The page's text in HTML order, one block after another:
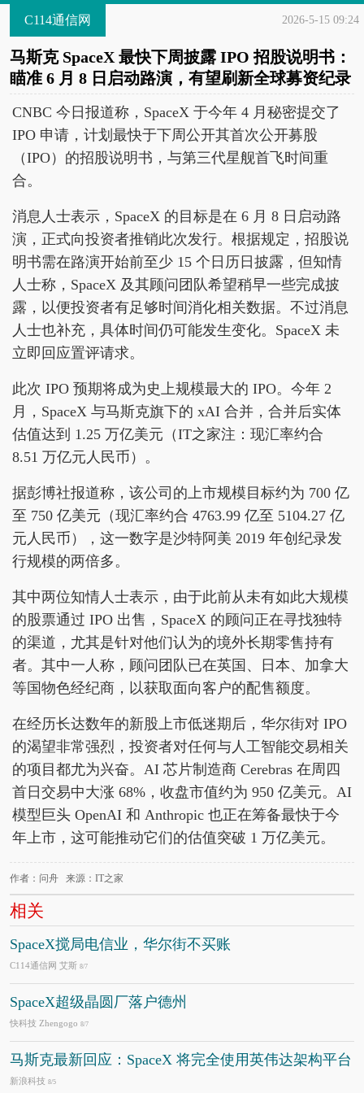
C114通信网 2026-5-15 09:24
马斯克 SpaceX 最快下周披露 IPO 招股说明书：
瞄准 6 月 8 日启动路演，有望刷新全球募资纪录
CNBC 今日报道称，SpaceX 于今年 4 月秘密提交了
IPO 申请，计划最快于下周公开其首次公开募股
（IPO）的招股说明书，与第三代星舰首飞时间重
合。
消息人士表示，SpaceX 的目标是在 6 月 8 日启动路
演，正式向投资者推销此次发行。根据规定，招股说
明书需在路演开始前至少 15 个日历日披露，但知情
人士称，SpaceX 及其顾问团队希望稍早一些完成披
露，以便投资者有足够时间消化相关数据。不过消息
人士也补充，具体时间仍可能发生变化。SpaceX 未
立即回应置评请求。
此次 IPO 预期将成为史上规模最大的 IPO。今年 2
月，SpaceX 与马斯克旗下的 xAI 合并，合并后实体
估值达到 1.25 万亿美元（IT之家注：现汇率约合
8.51 万亿元人民币）。
据彭博社报道称，该公司的上市规模目标约为 700 亿
至 750 亿美元（现汇率约合 4763.99 亿至 5104.27 亿
元人民币），这一数字是沙特阿美 2019 年创纪录发
行规模的两倍多。
其中两位知情人士表示，由于此前从未有如此大规模
的股票通过 IPO 出售，SpaceX 的顾问正在寻找独特
的渠道，尤其是针对他们认为的境外长期零售持有
者。其中一人称，顾问团队已在英国、日本、加拿大
等国物色经纪商，以获取面向客户的配售额度。
在经历长达数年的新股上市低迷期后，华尔街对 IPO
的渴望非常强烈，投资者对任何与人工智能交易相关
的项目都尤为兴奋。AI 芯片制造商 Cerebras 在周四
首日交易中大涨 68%，收盘市值约为 950 亿美元。AI
模型巨头 OpenAI 和 Anthropic 也正在筹备最快于今
年上市，这可能推动它们的估值突破 1 万亿美元。
作者：问舟 来源：IT之家
相关
SpaceX搅局电信业，华尔街不买账
C114通信网 艾斯 8/7
SpaceX超级晶圆厂落户德州
快科技 Zhengogo 8/7
马斯克最新回应：SpaceX 将完全使用英伟达架构平台
新浪科技 8/5